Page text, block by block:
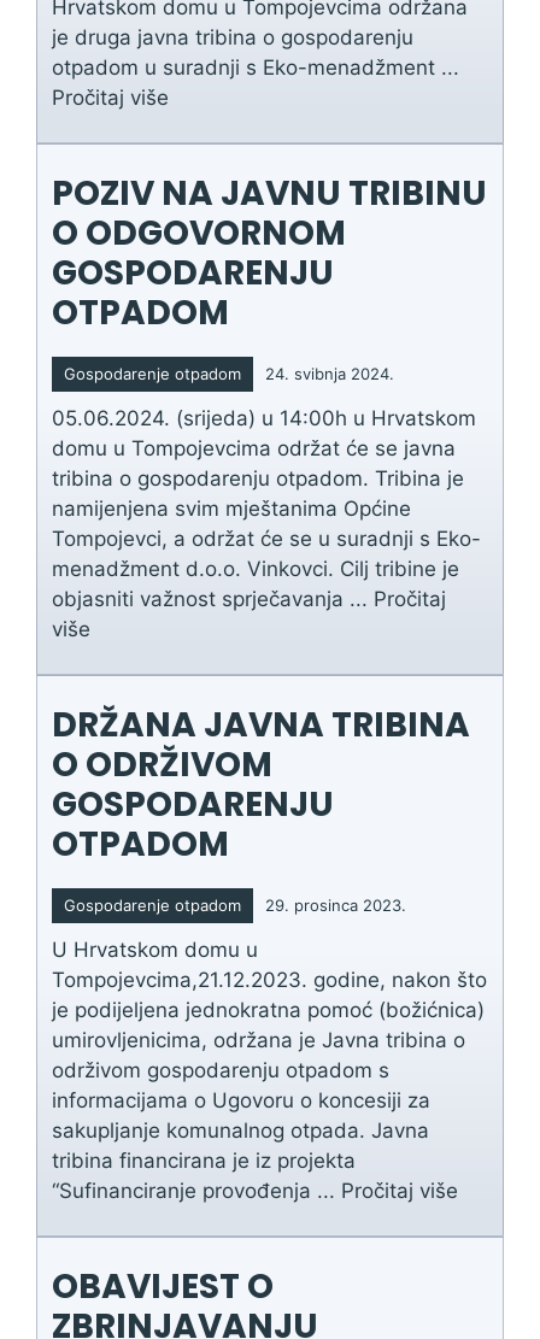
Hrvatskom domu u Tompojevcima održana
je druga javna tribina o gospodarenju
otpadom u suradnji s Eko-menadžment ...
Pročitaj više
POZIV NA JAVNU TRIBINU
O ODGOVORNOM
GOSPODARENJU
OTPADOM
Gospodarenje otpadom 24. svibnja 2024.
05.06.2024. (srijeda) u 14:00h u Hrvatskom
domu u Tompojevcima održat će se javna
tribina o gospodarenju otpadom. Tribina je
namijenjena svim mještanima Općine
Tompojevci, a održat će se u suradnji s Eko-
menadžment d.o.o. Vinkovci. Cilj tribine je
objasniti važnost sprječavanja ... Pročitaj
više
DRŽANA JAVNA TRIBINA
O ODRŽIVOM
GOSPODARENJU
OTPADOM
Gospodarenje otpadom 29. prosinca 2023.
U Hrvatskom domu u
Tompojevcima,21.12.2023. godine, nakon što
je podijeljena jednokratna pomoć (božićnica)
umirovljenicima, održana je Javna tribina o
održivom gospodarenju otpadom s
informacijama o Ugovoru o koncesiji za
sakupljanje komunalnog otpada. Javna
tribina financirana je iz projekta
“Sufinanciranje provođenja ... Pročitaj više
OBAVIJEST O
ZBRINJAVANJU